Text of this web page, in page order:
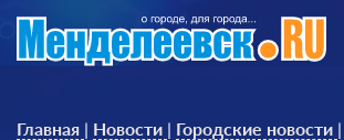
Главная | Новости | Городские новости |